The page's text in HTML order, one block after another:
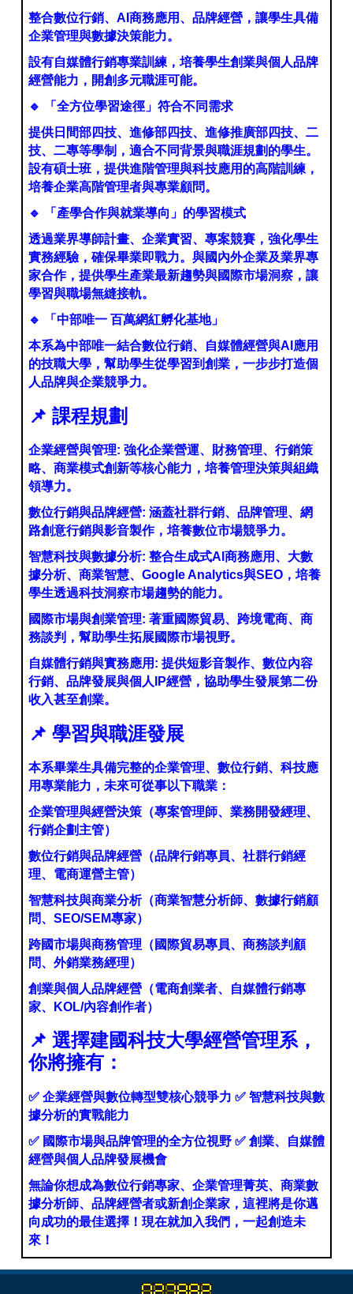
整合數位行銷、AI商務應用、品牌經營，讓學生具備
企業管理與數據決策能力。
設有自媒體行銷專業訓練，培養學生創業與個人品牌
經營能力，開創多元職涯可能。
🔹
「全方位學習途徑」符合不同需求
提供日間部四技、進修部四技、進修推廣部四技、二
技、二專等學制，適合不同背景與職涯規劃的學生。
設有碩士班，提供進階管理與科技應用的高階訓練，
培養企業高階管理者與專業顧問。
🔹
「產學合作與就業導向」的學習模式
透過業界導師計畫、企業實習、專案競賽，強化學生
實務經驗，確保畢業即戰力。與國內外企業及業界專
家合作，提供學生產業最新趨勢與國際市場洞察，讓
學習與職場無縫接軌。
🔹
「中部唯一 百萬網紅孵化基地」
本系為中部唯一結合數位行銷、自媒體經營與AI應用
的技職大學，幫助學生從學習到創業，一步步打造個
人品牌與企業競爭力。
📌 課程規劃
企業經營與管理: 強化企業營運、財務管理、行銷策
略、商業模式創新等核心能力，培養管理決策與組織
領導力。
數位行銷與品牌經營: 涵蓋社群行銷、品牌管理、網
路創意行銷與影音製作，培養數位市場競爭力。
智慧科技與數據分析: 整合生成式AI商務應用、大數
據分析、商業智慧、Google Analytics與SEO，培養
學生透過科技洞察市場趨勢的能力。
國際市場與創業管理: 著重國際貿易、跨境電商、商
務談判，幫助學生拓展國際市場視野。
自媒體行銷與實務應用: 提供短影音製作、數位內容
行銷、品牌發展與個人IP經營，協助學生發展第二份
收入甚至創業。
📌 學習與職涯發展
本系畢業生具備完整的企業管理、數位行銷、科技應
用專業能力，未來可從事以下職業：
企業管理與經營決策（專案管理師、業務開發經理、
行銷企劃主管）
數位行銷與品牌經營（品牌行銷專員、社群行銷經
理、電商運營主管）
智慧科技與商業分析（商業智慧分析師、數據行銷顧
問、SEO/SEM專家）
跨國市場與商務管理（國際貿易專員、商務談判顧
問、外銷業務經理）
創業與個人品牌經營（電商創業者、自媒體行銷專
家、KOL/內容創作者）
📌 選擇建國科技大學經營管理系，
你將擁有：
✅ 企業經營與數位轉型雙核心競爭力 ✅ 智慧科技與數
據分析的實戰能力
✅ 國際市場與品牌管理的全方位視野 ✅ 創業、自媒體
經營與個人品牌發展機會
無論你想成為數位行銷專家、企業管理菁英、商業數
據分析師、品牌經營者或新創企業家，這裡將是你邁
向成功的最佳選擇！現在就加入我們，一起創造未
來！